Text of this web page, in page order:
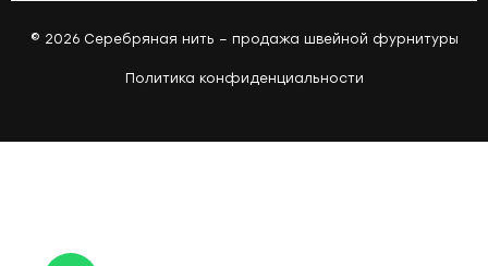
© 2026 Серебряная нить – продажа швейной фурнитуры
Политика конфиденциальности